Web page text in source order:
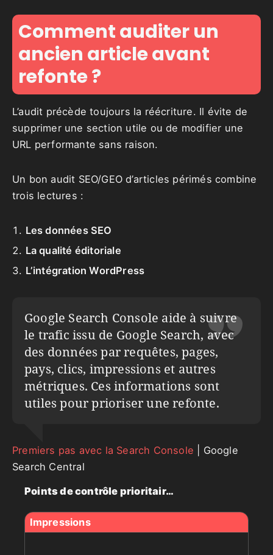
Comment auditer un
ancien article avant
refonte ?
L’audit précède toujours la réécriture. Il évite de
supprimer une section utile ou de modifier une
URL performante sans raison.
Un bon audit SEO/GEO d’articles périmés combine
trois lectures :
Les données SEO
La qualité éditoriale
L’intégration WordPress
Google Search Console aide à suivre
le trafic issu de Google Search, avec
des données par requêtes, pages,
pays, clics, impressions et autres
métriques. Ces informations sont
utiles pour prioriser une refonte.
Premiers pas avec la Search Console | Google
Search Central
Points de contrôle prioritaires
Élément